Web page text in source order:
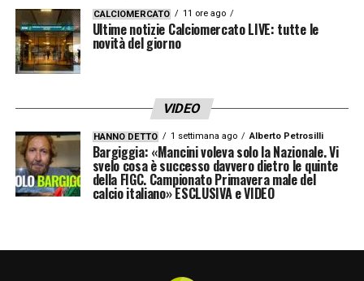
CALCIOMERCATO 11 ore ago
Ultime notizie Calciomercato LIVE: tutte le
novità del giorno
VIDEO
HANNO DETTO 1 settimana ago Alberto Petrosilli
Bargiggia: «Mancini voleva solo la Nazionale. Vi
svelo cosa è successo davvero dietro le quinte
della FIGC. Campionato Primavera male del
calcio italiano» ESCLUSIVA e VIDEO